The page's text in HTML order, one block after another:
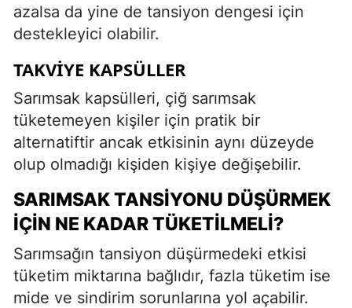
azalsa da yine de tansiyon dengesi için
destekleyici olabilir.
TAKVIYE KAPSÜLLER
Sarımsak kapsülleri, çiğ sarımsak
tüketemeyen kişiler için pratik bir
alternatiftir ancak etkisinin aynı düzeyde
olup olmadığı kişiden kişiye değişebilir.
SARIMSAK TANSIYONU DÜŞÜRMEK
İÇIN NE KADAR TÜKETILMELI?
Sarımsağın tansiyon düşürmedeki etkisi
tüketim miktarına bağlıdır, fazla tüketim ise
mide ve sindirim sorunlarına yol açabilir.